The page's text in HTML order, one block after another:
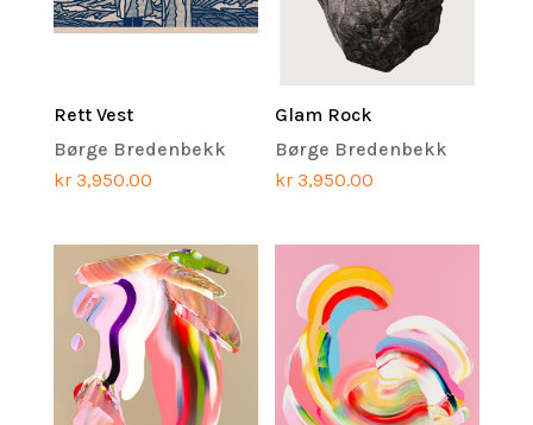
Rett Vest
Børge Bredenbekk
kr3,950.00
Glam Rock
Børge Bredenbekk
kr 3,950.00